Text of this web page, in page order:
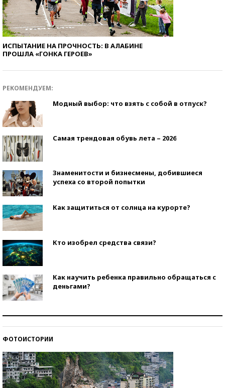
ИСПЫТАНИЕ НА ПРОЧНОСТЬ: В АЛАБИНЕ
ПРОШЛА «ГОНКА ГЕРОЕВ»
РЕКОМЕНДУЕМ:
Модный выбор: что взять с собой в отпуск?
Самая трендовая обувь лета – 2026
Знаменитости и бизнесмены, добившиеся
успеха со второй попытки
Как защититься от солнца на курорте?
Кто изобрел средства связи?
Как научить ребенка правильно обращаться с
деньгами?
ФОТОИСТОРИИ